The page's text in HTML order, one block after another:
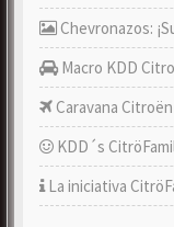
Chevronazos:
Macro KDD
Caravana
KDD´s
La iniciativa